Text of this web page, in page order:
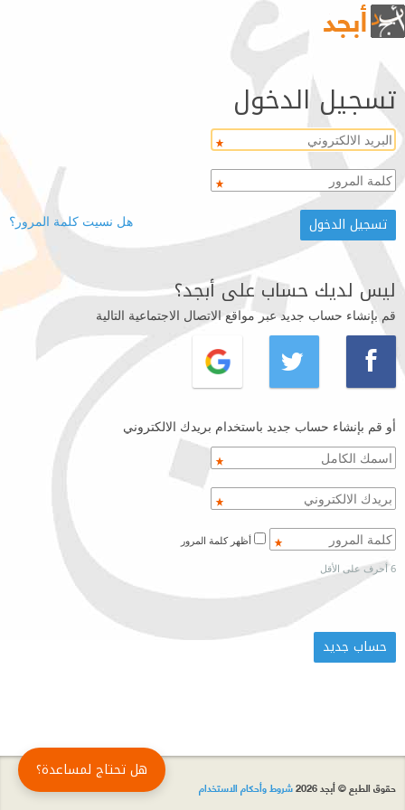
تسجيل الدخول
هل نسيت كلمة المرور؟
ليس لديك حساب على أبجد؟
قم بإنشاء حساب جديد عبر مواقع الاتصال الاجتماعية التالية
أو قم بإنشاء حساب جديد باستخدام بريدك الالكتروني
6 أحرف على الأقل
حقوق الطبع © أبجد 2026 شروط وأحكام الاستخدام
هل تحتاج لمساعدة؟